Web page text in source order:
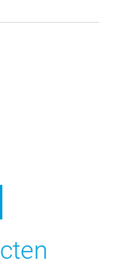
te horen dat je